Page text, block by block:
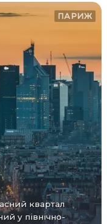
ПАРИЖ
у північно-